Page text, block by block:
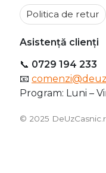
Politica de retur
Asistență clienți
📞 0729 194 233
📧
Program: Luni –
©️ 2025